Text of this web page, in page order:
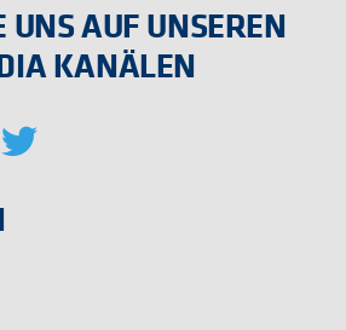
UNS AUF UNSEREN
KANÄLEN